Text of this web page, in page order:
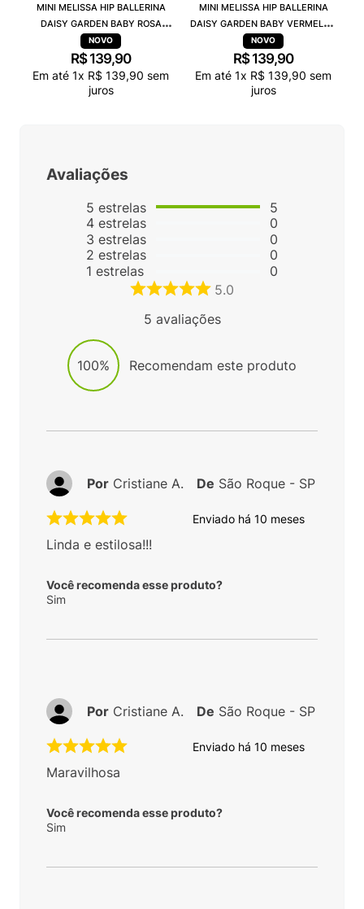
MINI MELISSA HIP BALLERINA
DAISY GARDEN BABY ROSA
PRETO 38115
R$ 139,90
Em até 1x R$ 139,90 sem
juros
MINI MELISSA HIP BALLERINA
DAISY GARDEN BABY VERMELHO
PRETO 38115
R$ 139,90
Em até 1x R$ 139,90 sem
juros
Avaliações
5 estrelas
4 estrelas
3 estrelas
2 estrelas
1 estrelas
5
0
0
0
0
5.0
5 avaliações
100% Recomendam este produto
Enviado há 10 meses
Linda e estilosa!!!
Você recomenda esse produto?
Sim
Por Cristiane A. De São Roque - SP
Enviado há 10 meses
Maravilhosa
Você recomenda esse produto?
Sim
Por Cristiane A. De São Roque - SP